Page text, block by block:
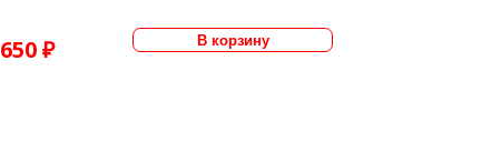
650 ₽